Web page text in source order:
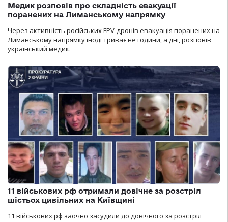
Медик розповів про складність евакуації
поранених на Лиманському напрямку
Через активність російських FPV-дронів евакуація поранених на
Лиманському напрямку іноді триває не години, а дні, розповів
український медик.
11 військових рф отримали довічне за розстріл
шістьох цивільних на Київщині
11 військових рф заочно засудили до довічного за розстріл